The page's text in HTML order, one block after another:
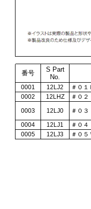
番号
S Part
No.
0001 12LJ2 ＃０１
0002
12LHZ ＃０２
0003
12LJ0 ＃０３
0004
12LJ1 ＃０４
0005
12LJ3 ＃０５